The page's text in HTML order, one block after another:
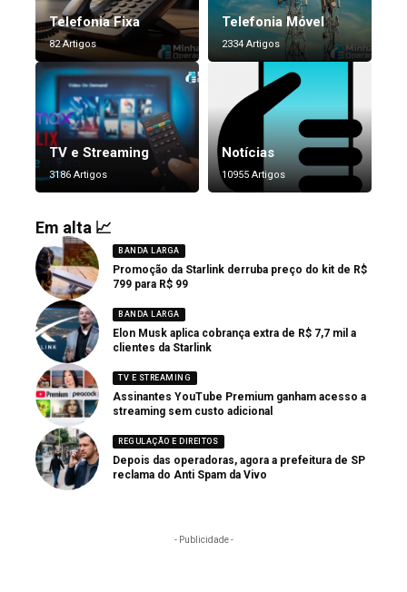
Telefonia Fixa
82 Artigos
Telefonia Móvel
2334 Artigos
TV e Streaming
3186 Artigos
Notícias
10955 Artigos
Em alta 📈
BANDA LARGA
Promoção da Starlink derruba preço do kit de R$
799 para R$ 99
BANDA LARGA
Elon Musk aplica cobrança extra de R$ 7,7 mil a
clientes da Starlink
TV E STREAMING
Assinantes YouTube Premium ganham acesso a
streaming sem custo adicional
REGULAÇÃO E DIREITOS
Depois das operadoras, agora a prefeitura de SP
reclama do Anti Spam da Vivo
- Publicidade -